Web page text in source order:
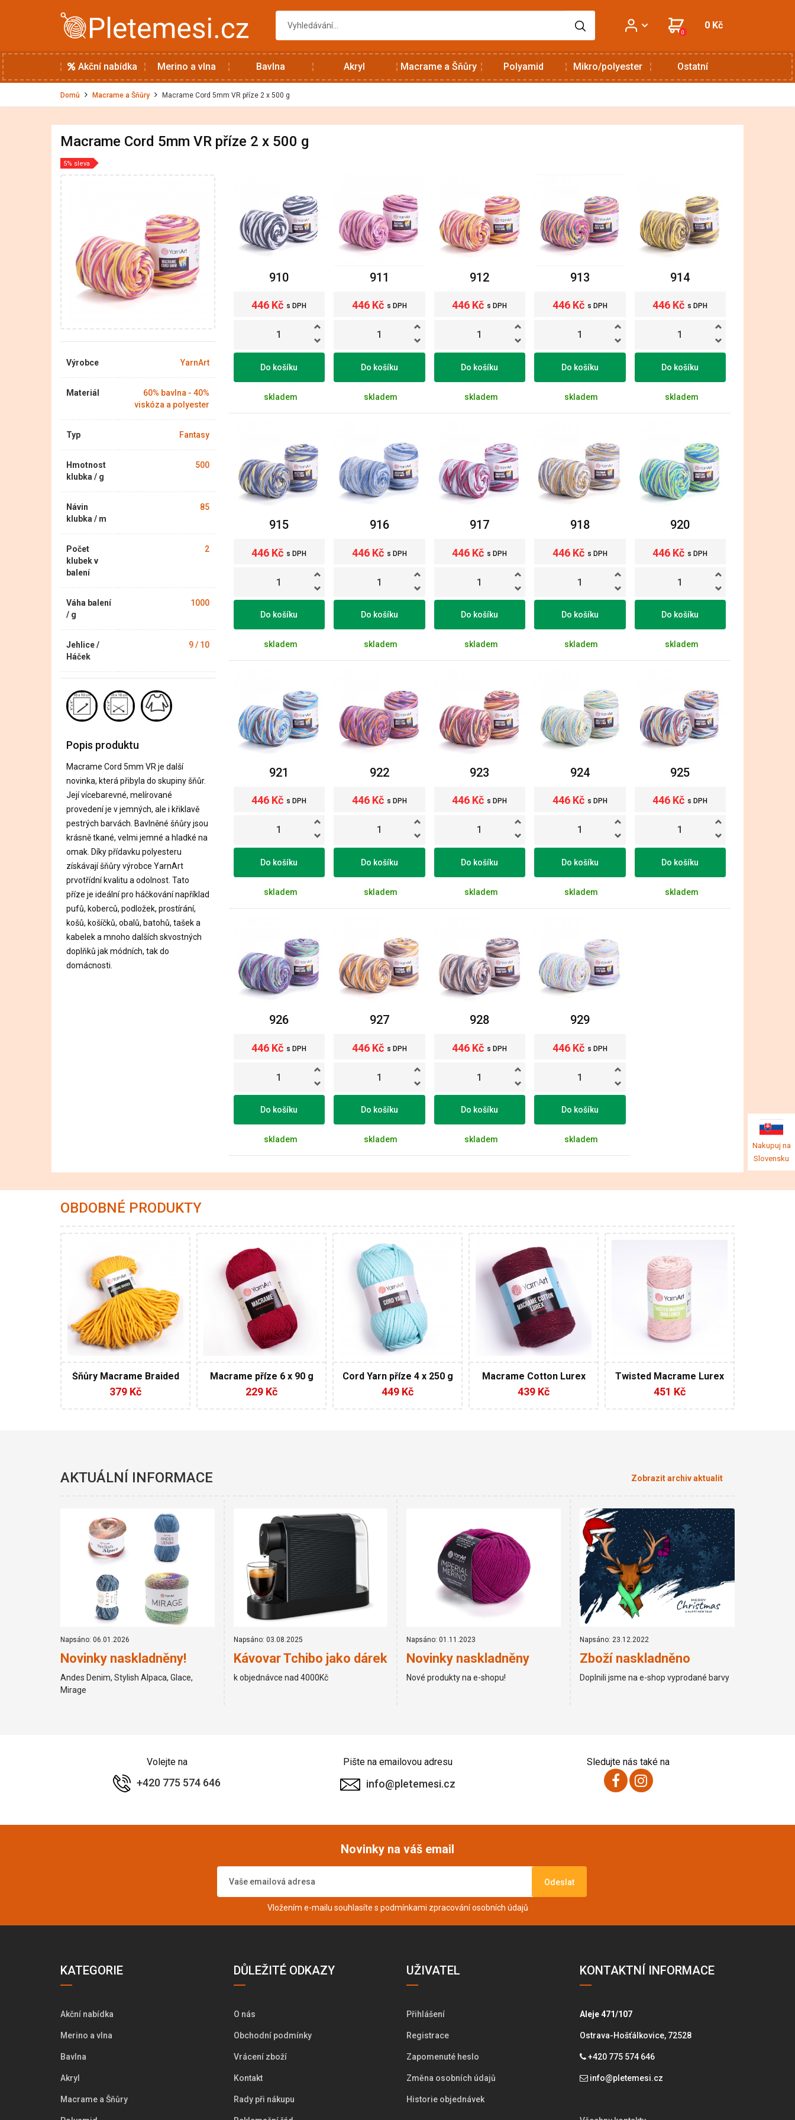
Nakupuj na
Slovensku
0
0 Kč
Akční nabídka Merino a vlna Bavlna Akryl Macrame a Šňůry Polyamid Mikro/polyester Ostatní
Domů Macrame a Šňůry Macrame Cord 5mm VR příze 2 x 500 g
Macrame Cord 5mm VR příze 2 x 500 g
5% sleva
Výrobce YarnArt
Materiál
60% bavlna - 40%
viskóza a polyester
Typ Fantasy
Hmotnost
klubka / g
500
Návin
klubka / m
85
Počet
klubek v
balení
2
Váha balení
/ g
1000
Jehlice /
Háček
9 / 10
Popis produktu
Macrame Cord 5mm VR je další
novinka, která přibyla do skupiny šňůr.
Její vícebarevné, melírované
provedení je v jemných, ale i křiklavě
pestrých barvách. Bavlněné šňůry jsou
krásně tkané, velmi jemné a hladké na
omak. Díky přídavku polyesteru
získávají šňůry výrobce YarnArt
prvotřídní kvalitu a odolnost. Tato
příze je ideální pro háčkování například
pufů, koberců, podložek, prostírání,
košů, košíčků, obalů, batohů, tašek a
kabelek a mnoho dalších skvostných
doplňků jak módních, tak do
domácnosti.
910
446 Kč s DPH
Do košíku
skladem
911
446 Kč s DPH
Do košíku
skladem
912
446 Kč s DPH
Do košíku
skladem
913
446 Kč s DPH
Do košíku
skladem
914
446 Kč s DPH
Do košíku
skladem
915
446 Kč s DPH
Do košíku
skladem
916
446 Kč s DPH
Do košíku
skladem
917
446 Kč s DPH
Do košíku
skladem
918
446 Kč s DPH
Do košíku
skladem
920
446 Kč s DPH
Do košíku
skladem
921
446 Kč s DPH
Do košíku
skladem
922
446 Kč s DPH
Do košíku
skladem
923
446 Kč s DPH
Do košíku
skladem
924
446 Kč s DPH
Do košíku
skladem
925
446 Kč s DPH
Do košíku
skladem
926
446 Kč s DPH
Do košíku
skladem
927
446 Kč s DPH
Do košíku
skladem
928
446 Kč s DPH
Do košíku
skladem
929
446 Kč s DPH
Do košíku
skladem
OBDOBNÉ PRODUKTY
55% Bavlna -
45% Polyester
Fantazi
250
67
Šňůry Macrame Braided
příze 4 x 250 g
379 Kč
100%
Polyester
Klasik
130
6
Macrame příze 6 x 90 g
229 Kč
40% Bavlna -
60% Polyester
Klasik
73
Cord Yarn příze 4 x 250 g
449 Kč
75% Bavlna -
13% Polyester - 12%
Metalická vlákna
Klasik
205
4
Macrame Cotton Lurex
příze 4 x 250 g
439 Kč
78% Bavlna -
18% Polyester - 4%
Metalický polyester
Klasik
4
Twisted Macrame Lurex
3mm příze 4 x 250 g
451 Kč
AKTUÁLNÍ INFORMACE Zobrazit archiv aktualit
Napsáno: 06.01.2026
Novinky naskladněny!
Andes Denim, Stylish Alpaca, Glace,
Mirage
Napsáno: 03.08.2025
Kávovar Tchibo jako dárek
k objednávce nad 4000Kč
Napsáno: 01.11.2023
Novinky naskladněny
Nové produkty na e-shopu!
Napsáno: 23.12.2022
Zboží naskladněno
Doplnili jsme na e-shop vyprodané barvy
Volejte na
+420 775 574 646
Pište na emailovou adresu
info@pletemesi.cz
Sledujte nás také na
Novinky na váš email
Odeslat
Vložením e-mailu souhlasíte s podmínkami zpracování osobních údajů
KATEGORIE
Akční nabídka
Merino a vlna
Bavlna
Akryl
Macrame a Šňůry
DŮLEŽITÉ ODKAZY
O nás
Obchodní podmínky
Vrácení zboží
Kontakt
Rady při nákupu
UŽIVATEL
Přihlášení
Registrace
Zapomenuté heslo
Změna osobních údajů
Historie objednávek
KONTAKTNÍ INFORMACE
Aleje 471/107
Ostrava-Hošťálkovice, 72528
+420 775 574 646
info@pletemesi.cz